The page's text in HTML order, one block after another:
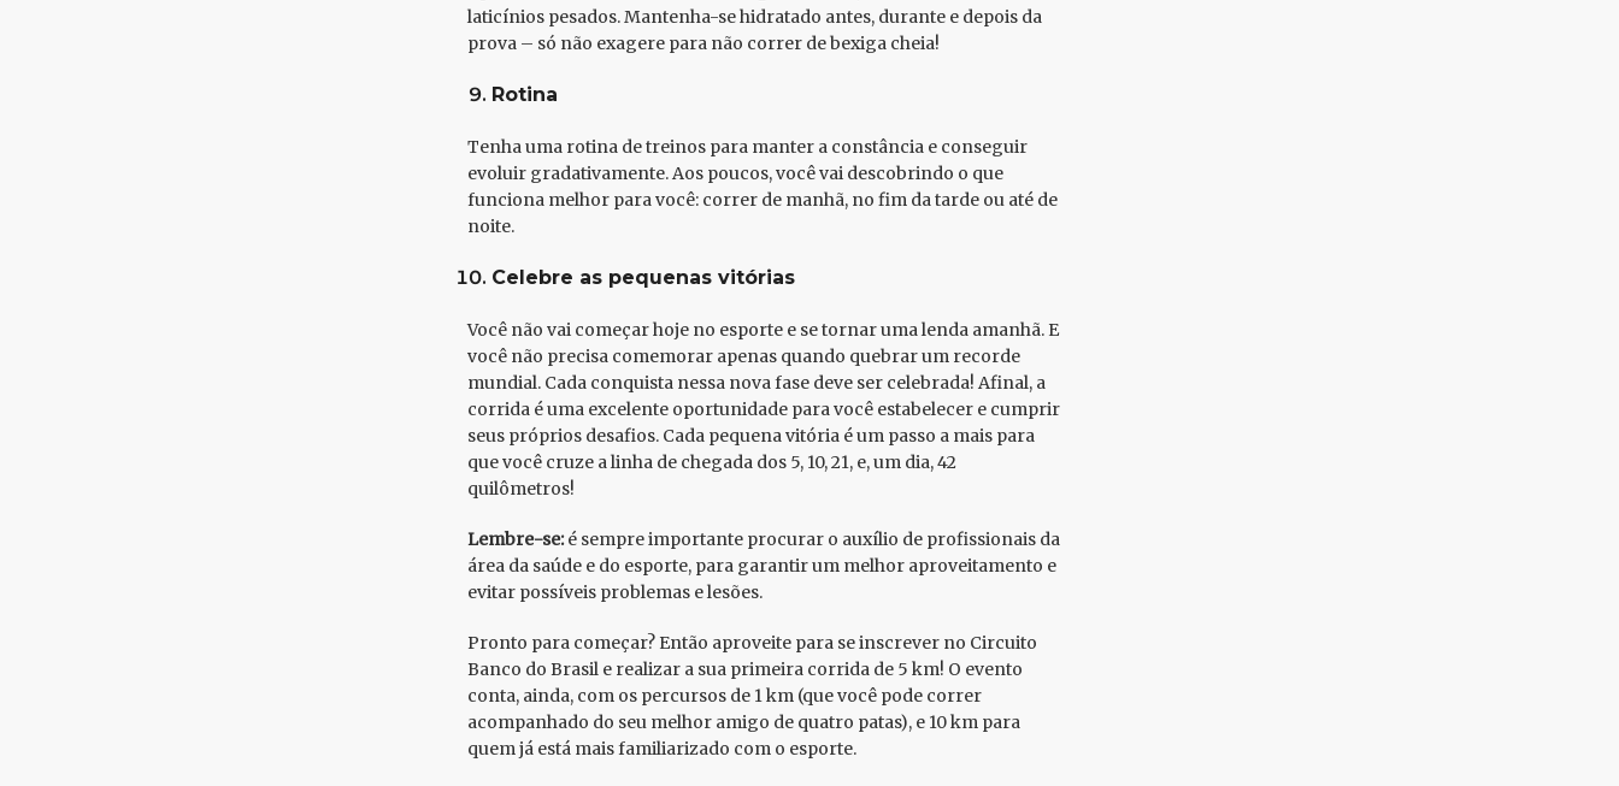
laticínios pesados. Mantenha-se hidratado antes, durante e depois da
prova – só não exagere para não correr de bexiga cheia!
Rotina
Tenha uma rotina de treinos para manter a constância e conseguir
evoluir gradativamente. Aos poucos, você vai descobrindo o que
funciona melhor para você: correr de manhã, no fim da tarde ou até de
noite.
Celebre as pequenas vitórias
Você não vai começar hoje no esporte e se tornar uma lenda amanhã. E
você não precisa comemorar apenas quando quebrar um recorde
mundial. Cada conquista nessa nova fase deve ser celebrada! Afinal, a
corrida é uma excelente oportunidade para você estabelecer e cumprir
seus próprios desafios. Cada pequena vitória é um passo a mais para
que você cruze a linha de chegada dos 5, 10, 21, e, um dia, 42
quilômetros!
Lembre-se:é sempre importante procurar o auxílio de profissionais da
área da saúde e do esporte, para garantir um melhor aproveitamento e
evitar possíveis problemas e lesões.
Pronto para começar? Então aproveite para se inscrever no Circuito
Banco do Brasil e realizar a sua primeira corrida de 5 km! O evento
conta, ainda, com os percursos de 1 km (que você pode correr
acompanhado do seu melhor amigo de quatro patas), e 10 km para
quem já está mais familiarizado com o esporte.